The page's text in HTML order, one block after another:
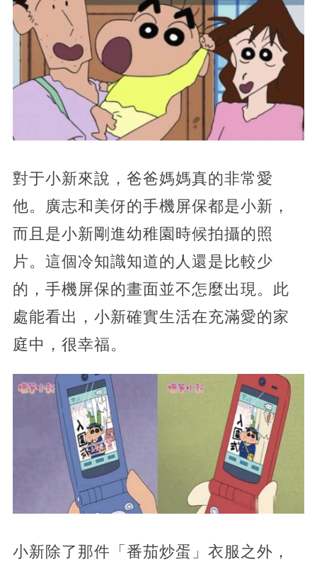
對于小新來說，爸爸媽媽真的非常愛
他。廣志和美伢的手機屏保都是小新，
而且是小新剛進幼稚園時候拍攝的照
片。這個冷知識知道的人還是比較少
的，手機屏保的畫面並不怎麼出現。此
處能看出，小新確實生活在充滿愛的家
庭中，很幸福。
小新除了那件「番茄炒蛋」衣服之外，